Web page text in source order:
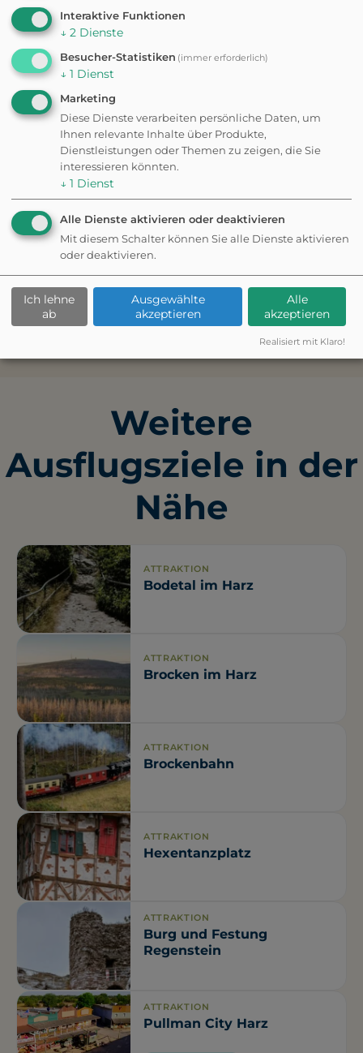
Besteht eine Leinenpflicht?
Hunde sind im Freiland-Grenzmuseum
willkommen. Es wird empfohlen, sie an der Leine
zu führen, um sowohl die Tiere als auch die
historischen Anlagen zu schützen.
Was kostet der Eintritt?
Der Zugang zum Gelände ist kostenlos.
Wie sind die
Öffnungszeiten?
Das Museum ist ganzjährig rund um die Uhr
geöffnet.
Ist eine Anreise mit dem
ÖPNV möglich?
Harzer Verkehrsbetriebe erreichst du Sorge
bequem aus Wernigerode oder Nordhausen.
Kann man vor Ort parken?
Der Parkplatz Ebersbachstraße ist der beste
Ausgangspunkt. Von dort führt ein ca. 1,2 km
Weitere
Ausflugsziele in der
Nähe
ATTRAKTION
Bodetal im Harz
ATTRAKTION
Brocken im Harz
ATTRAKTION
Brockenbahn
ATTRAKTION
Hexentanzplatz
ATTRAKTION
Burg und Festung
Regenstein
ATTRAKTION
Pullman City Harz
Interaktive Funktionen
↓ 2 Dienste
Besucher-Statistiken (immer erforderlich)
↓ 1 Dienst
Marketing
Diese Dienste verarbeiten persönliche Daten, um
Ihnen relevante Inhalte über Produkte,
Dienstleistungen oder Themen zu zeigen, die Sie
interessieren könnten.
↓ 1 Dienst
Alle Dienste aktivieren oder deaktivieren
Mit diesem Schalter können Sie alle Dienste aktivieren
oder deaktivieren.
Ich lehne
ab
Ausgewählte
akzeptieren
Alle
akzeptieren
Realisiert mit Klaro!